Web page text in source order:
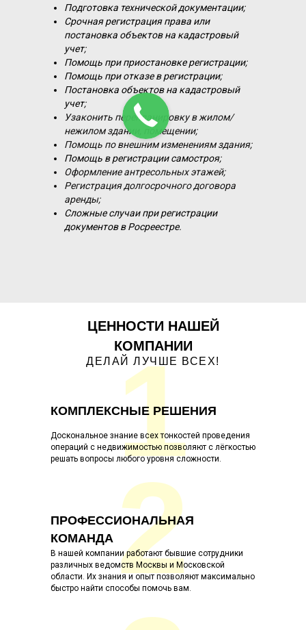
Подготовка технической документации;
Срочная регистрация права или
постановка объектов на кадастровый
учет;
Помощь при приостановке регистрации;
Помощь при отказе в регистрации;
Постановка объектов на кадастровый
учет;
Узаконить перепланировкув жилом/
нежилом здании, помещении;
Помощь по внешним изменениямздания;
Помощь в регистрации самостроя;
Оформление антресольных этажей;
Регистрация долгосрочного договора
аренды;
Сложные случаи при регистрации
документов в Росреестре.
2
1
Доскональное знание всех тонкостей проведения
операций с недвижимостью позволяют с лёгкостью
решать вопросы любого уровня сложности.
В нашей компании работают бывшие сотрудники
различных ведомств Москвы и Московской
области. Их знания и опыт позволяют максимально
быстро найти способы помочь вам.
КОМПЛЕКСНЫЕ РЕШЕНИЯ
ПРОФЕССИОНАЛЬНАЯ
КОМАНДА
ЦЕННОСТИ НАШЕЙ
КОМПАНИИ
ДЕЛАЙ ЛУЧШЕ ВСЕХ!